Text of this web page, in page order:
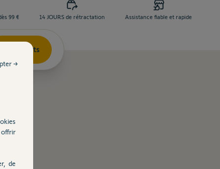
99 € 14 JOURS de rétractation Assistance fiable et rapide
Documents
offrir
de
→